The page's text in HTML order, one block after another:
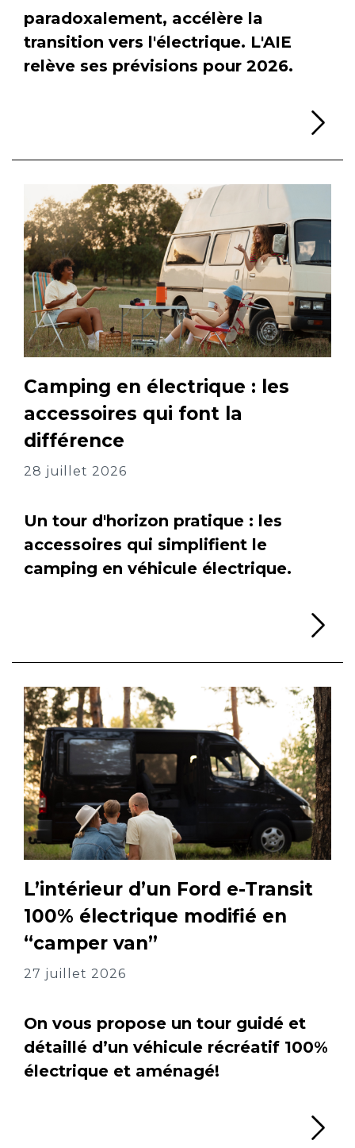
paradoxalement, accélère la
transition vers l'électrique. L'AIE
relève ses prévisions pour 2026.
Camping en électrique : les
accessoires qui font la
différence
28 juillet 2026
Un tour d'horizon pratique : les
accessoires qui simplifient le
camping en véhicule électrique.
L’intérieur d’un Ford e-Transit
100% électrique modifié en
“camper van”
27 juillet 2026
On vous propose un tour guidé et
détaillé d’un véhicule récréatif 100%
électrique et aménagé!